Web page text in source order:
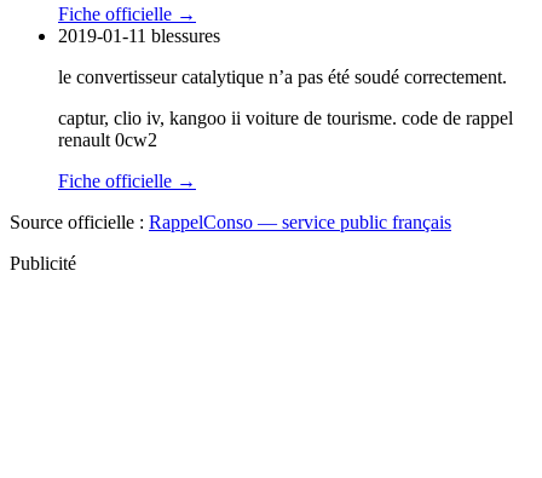
Fiche officielle →
2019-01-11 blessures
le convertisseur catalytique n’a pas été soudé correctement.
captur, clio iv, kangoo ii voiture de tourisme. code de rappel
renault 0cw2
Fiche officielle →
Source officielle : RappelConso — service public français
Publicité